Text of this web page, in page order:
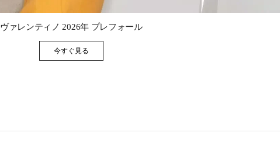
Link Opens in New Tab
ヴァレンティノ 2026年 プレフォール
今すぐ見るLink Opens in New Tab